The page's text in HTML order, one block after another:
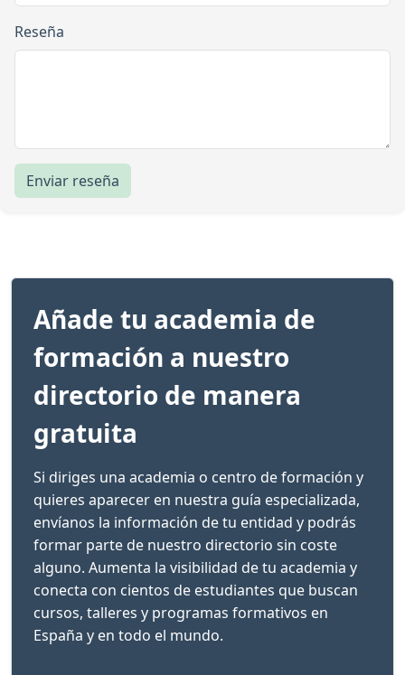
Reseña
Enviar reseña
Añade tu academia de
formación a nuestro
directorio de manera
gratuita
Si diriges una academia o centro de formación y
quieres aparecer en nuestra guía especializada,
envíanos la información de tu entidad y podrás
formar parte de nuestro directorio sin coste
alguno. Aumenta la visibilidad de tu academia y
conecta con cientos de estudiantes que buscan
cursos, talleres y programas formativos en
España y en todo el mundo.